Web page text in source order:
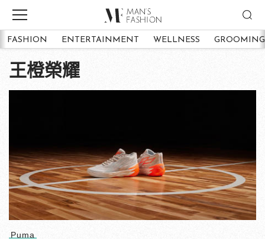
FASHION ENTERTAINMENT WELLNESS GROOMING
王橙榮耀
Puma